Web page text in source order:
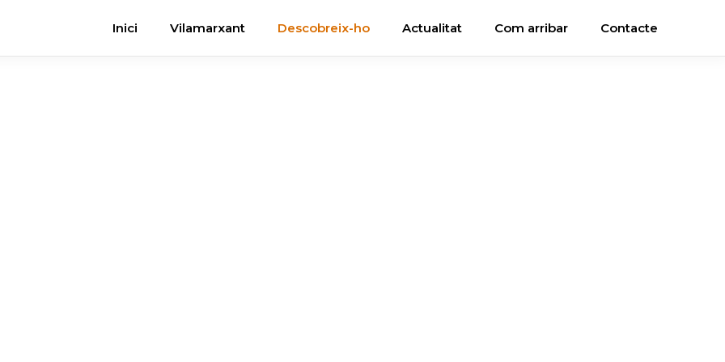
Inici Vilamarxant Descobreix-ho Actualitat Com arribar Contacte